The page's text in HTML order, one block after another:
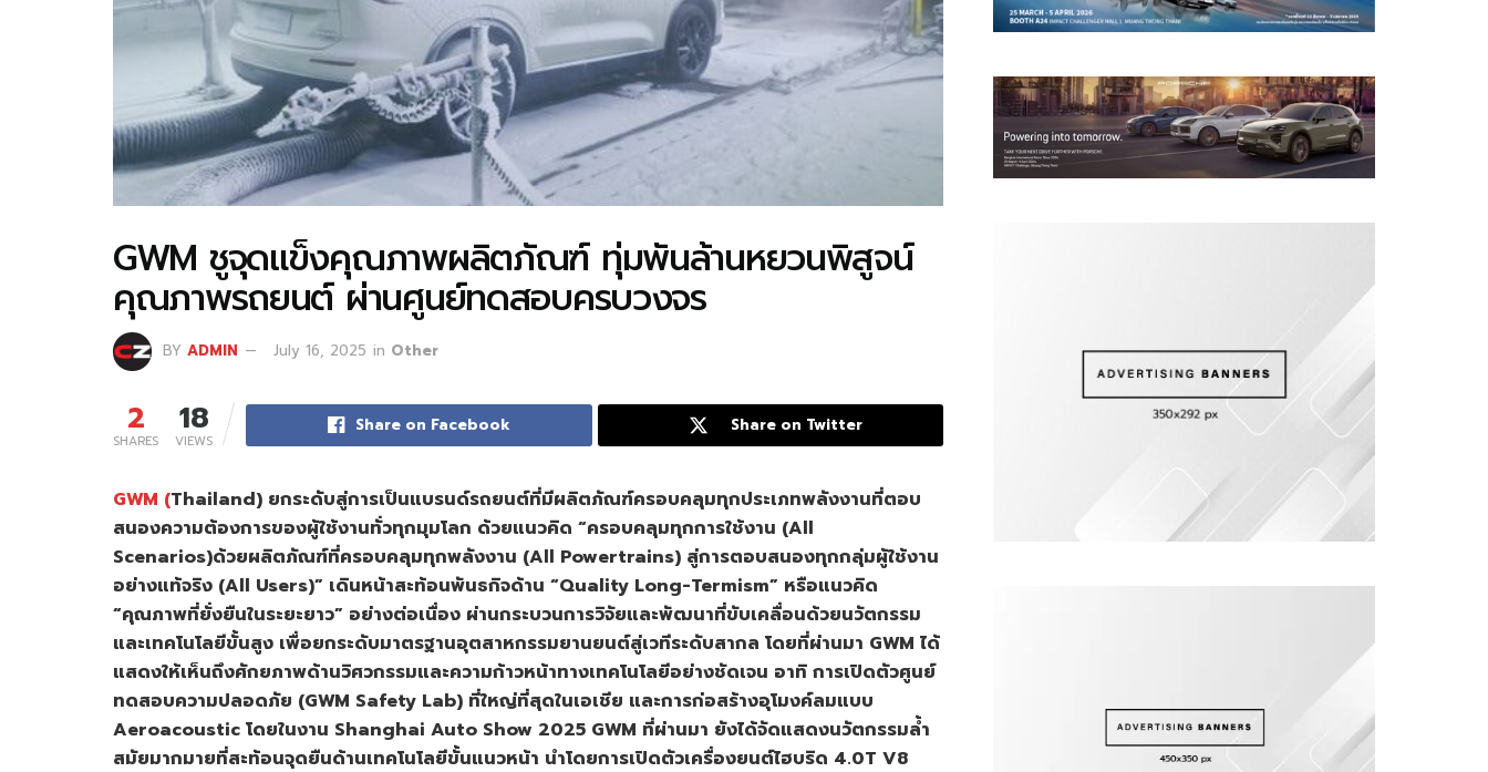
GWM ชูจุดแข็งคุณภาพผลิตภัณฑ์ ทุ่มพันล้านหยวนพิสูจน์
คุณภาพรถยนต์ ผ่านศูนย์ทดสอบครบวงจร
BY ADMIN July 16, 2025 in Other
2
SHARES
18
VIEWS
Share on Facebook Share on Twitter
GWM (Thailand) ยกระดับสู่การเป็นแบรนด์รถยนต์ที่มีผลิตภัณฑ์ครอบคลุมทุกประเภทพลังงานที่ตอบ
สนองความต้องการของผู้ใช้งานทั่วทุกมุมโลก ด้วยแนวคิด “ครอบคลุมทุกการใช้งาน (All
Scenarios)ด้วยผลิตภัณฑ์ที่ครอบคลุมทุกพลังงาน (All Powertrains) สู่การตอบสนองทุกกลุ่มผู้ใช้งาน
อย่างแท้จริง (All Users)” เดินหน้าสะท้อนพันธกิจด้าน “Quality Long-Termism” หรือแนวคิด
“คุณภาพที่ยั่งยืนในระยะยาว” อย่างต่อเนื่อง ผ่านกระบวนการวิจัยและพัฒนาที่ขับเคลื่อนด้วยนวัตกรรม
และเทคโนโลยีขั้นสูง เพื่อยกระดับมาตรฐานอุตสาหกรรมยานยนต์สู่เวทีระดับสากล โดยที่ผ่านมา GWM ได้
แสดงให้เห็นถึงศักยภาพด้านวิศวกรรมและความก้าวหน้าทางเทคโนโลยีอย่างชัดเจน อาทิ การเปิดตัวศูนย์
ทดสอบความปลอดภัย (GWM Safety Lab) ที่ใหญ่ที่สุดในเอเชีย และการก่อสร้างอุโมงค์ลมแบบ
Aeroacoustic โดยในงาน Shanghai Auto Show 2025 GWM ที่ผ่านมา ยังได้จัดแสดงนวัตกรรมล้ำ
สมัยมากมายที่สะท้อนจุดยืนด้านเทคโนโลยีขั้นแนวหน้า นำโดยการเปิดตัวเครื่องยนต์ไฮบริด 4.0T V8